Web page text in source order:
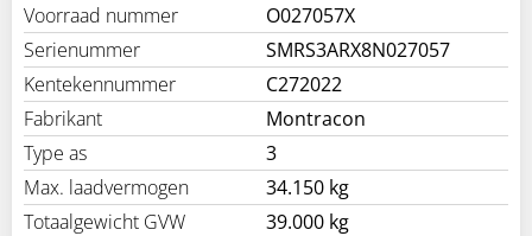
Voorraad nummer
O027057X
Serienummer
SMRS3ARX8N027057
Kentekennummer
C272022
Fabrikant
Montracon
Type as
3
Max. laadvermogen
34.150 kg
Totaalgewicht GVW
39.000 kg